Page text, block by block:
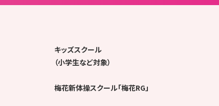
キッズスクール
（小学生など対象）
梅花新体操スクール「梅花RG」